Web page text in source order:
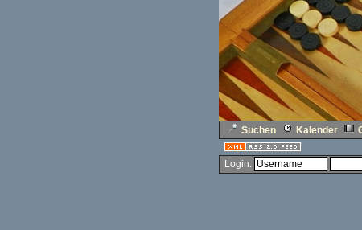
Suchen Kalender
Login: